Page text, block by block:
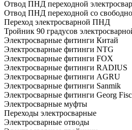
Отвод ПНД переходной
Отвод ПНД переходной со
Переход электросварной ПНД
Тройник 90 градусов
Электросварные фитинги Китай
Электросварные фитинги NTG
Электросварные фитинги FOX
Электросварные фитинги RADIUS
Электросварные фитинги AGRU
Электросварные фитинги Sanmik
Электросварные фитинги Georg
Электросварные муфты
Переходы электросварные
Электросварные отводы